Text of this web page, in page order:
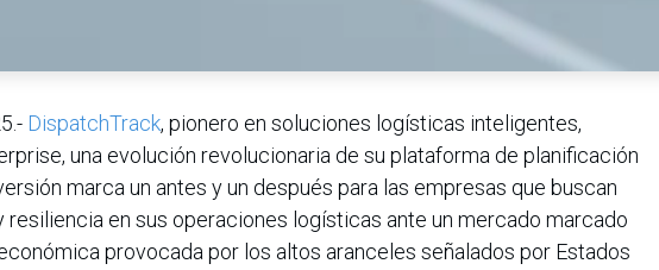
DispatchTrack, pionero en soluciones logísticas inteligentes,
una evolución revolucionaria de su plataforma de planificación
marca un antes y un después para las empresas que buscan
resiliencia en sus operaciones logísticas ante un mercado marcado
provocada por los altos aranceles señalados por Estados